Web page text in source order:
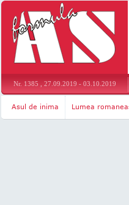
Nr. 1385 , 27.09.2019 - 03.10.2019
Asul de inima Lumea